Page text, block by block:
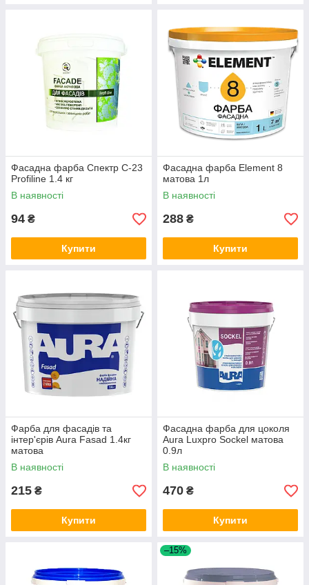
Фасадна фарба Спектр C-23
Profiline 1.4 кг
В наявності
94 ₴
Купити
Фасадна фарба Element 8
матова 1л
В наявності
288 ₴
Купити
Фарба для фасадів та
інтер'єрів Aura Fasad 1.4кг
матова
В наявності
215 ₴
Купити
Фасадна фарба для цоколя
Aura Luxpro Sockel матова
0.9л
В наявності
470 ₴
Купити
–15%